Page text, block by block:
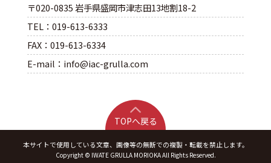
〒020-0835 岩手県盛岡市津志田13地割18-2
TEL：019-613-6333
FAX：019-613-6334
E-mail：info@iac-grulla.com
TOPへ戻る
本サイトで使用している文章、画像等の無断での複製・転載を禁止します。
Copyright © IWATE GRULLA MORIOKA All Rights Reserved.